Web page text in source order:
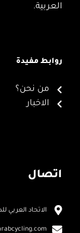
العربية.
روابط مفيدة
من نحن؟
الاخبار
اتصال
الاتحاد العربي